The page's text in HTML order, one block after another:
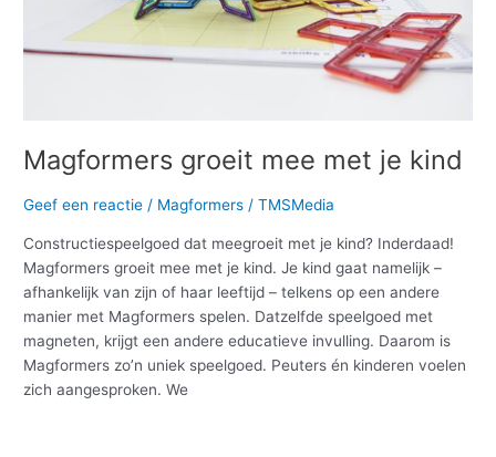
Magformers groeit mee met je kind
Geef een reactie / Magformers /TMSMedia
Constructiespeelgoed dat meegroeit met je kind? Inderdaad!
Magformers groeit mee met je kind. Je kind gaat namelijk –
afhankelijk van zijn of haar leeftijd – telkens op een andere
manier met Magformers spelen. Datzelfde speelgoed met
magneten, krijgt een andere educatieve invulling. Daarom is
Magformers zo’n uniek speelgoed. Peuters én kinderen voelen
zich aangesproken. We